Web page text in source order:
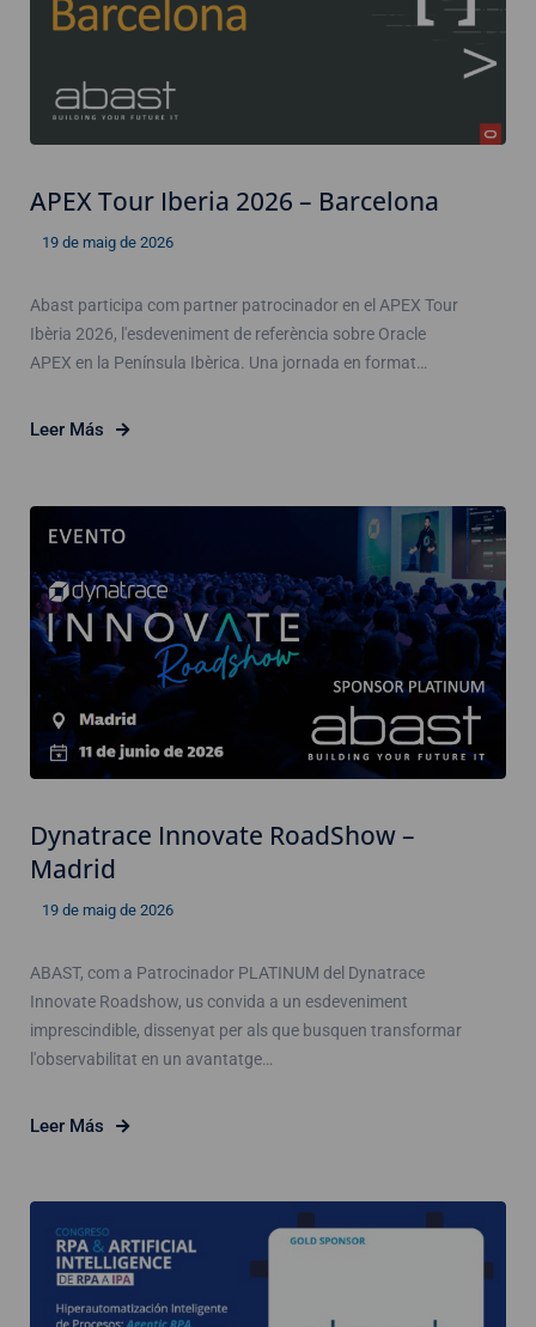
APEX Tour Iberia 2026 – Barcelona
19 de maig de 2026
Abast participa com partner patrocinador en el APEX Tour
Ibèria 2026, l'esdeveniment de referència sobre Oracle
APEX en la Península Ibèrica. Una jornada en format…
Leer Más
Dynatrace Innovate RoadShow –
Madrid
19 de maig de 2026
ABAST, com a Patrocinador PLATINUM del Dynatrace
Innovate Roadshow, us convida a un esdeveniment
imprescindible, dissenyat per als que busquen transformar
l'observabilitat en un avantatge…
Leer Más